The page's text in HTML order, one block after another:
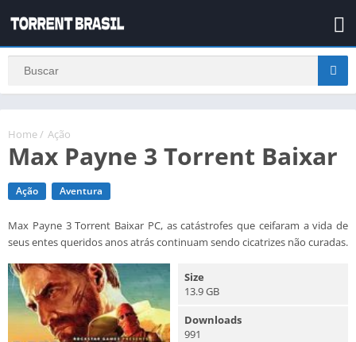
Home / Ação
Max Payne 3 Torrent Baixar
Ação Aventura
Max Payne 3 Torrent Baixar PC, as catástrofes que ceifaram a vida de
seus entes queridos anos atrás continuam sendo cicatrizes não curadas.
Size
13.9 GB
Downloads
991